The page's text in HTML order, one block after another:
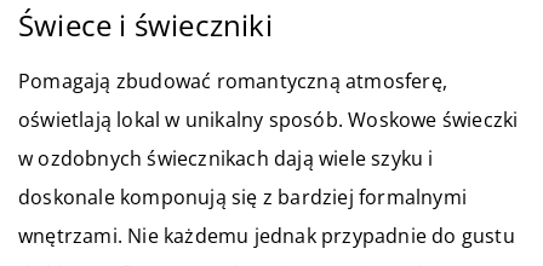
Świece i świeczniki
Pomagają zbudować romantyczną atmosferę,
oświetlają lokal w unikalny sposób. Woskowe świeczki
w ozdobnych świecznikach dają wiele szyku i
doskonale komponują się z bardziej formalnymi
wnętrzami. Nie każdemu jednak przypadnie do gustu